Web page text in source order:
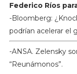
Federico Ríos
-Bloomberg:
podrían acelerar el
-ANSA. Zelensky
“Reunámonos”.